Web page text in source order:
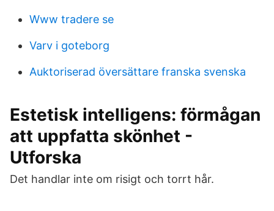
Www tradere se
Varv i goteborg
Auktoriserad översättare franska svenska
Estetisk intelligens: förmågan
att uppfatta skönhet -
Utforska
Det handlar inte om risigt och torrt hår.